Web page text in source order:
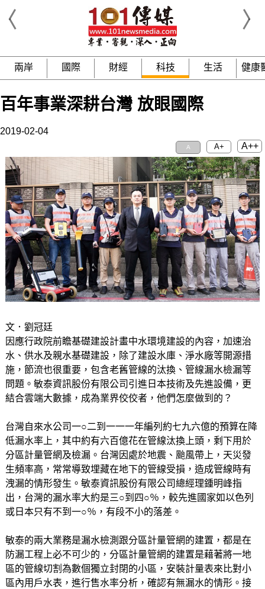
兩岸 國際 財經 科技 生活 健康
百年事業深耕台灣 放眼國際
2019-02-04
A A+ A++
文．劉冠廷
因應行政院前瞻基礎建設計畫中水環境建設的內容，加速治
水、供水及親水基礎建設，除了建設水庫、淨水廠等開源措
施，節流也很重要，包含老舊管線的汰換、管線漏水檢漏等
問題。敏泰資訊股份有限公司引進日本技術及先進設備，更
結合雲端大數據，成為業界佼佼者，他們怎麼做到的？
台灣自來水公司一○二到一一一年編列約七九六億的預算在降
低漏水率上，其中約有六百億花在管線汰換上頭，剩下用於
分區計量管網及檢漏。台灣因處於地震、颱風帶上，天災發
生頻率高，常常導致埋藏在地下的管線受損，造成管線時有
洩漏的情形發生。敏泰資訊股份有限公司總經理鍾明峰指
出，台灣的漏水率大約是三○到四○％，較先進國家如以色列
或日本只有不到一○％，有段不小的落差。
敏泰的兩大業務是漏水檢測跟分區計量管網的建置，都是在
防漏工程上必不可少的，分區計量管網的建置是藉著將一地
區的管線切割為數個獨立封閉的小區，安裝計量表來比對小
區內用戶水表，進行售水率分析，確認有無漏水的情形。接